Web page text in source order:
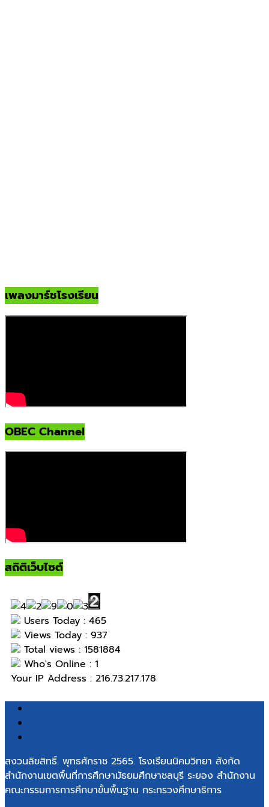
เพลงมาร์ชโรงเรียน
OBEC Channel
สถิติเว็บไซต์
Users Today : 465
Views Today : 937
Total views : 1581884
Who's Online : 1
Your IP Address : 216.73.217.178
สงวนลิขสิทธิ์. พุทธศักราช 2565. โรงเรียนนิคมวิทยา สังกัด
สำนักงานเขตพื้นที่การศึกษามัธยมศึกษาชลบุรี ระยอง สำนักงาน
คณะกรรมการการศึกษาขั้นพื้นฐาน กระทรวงศึกษาธิการ